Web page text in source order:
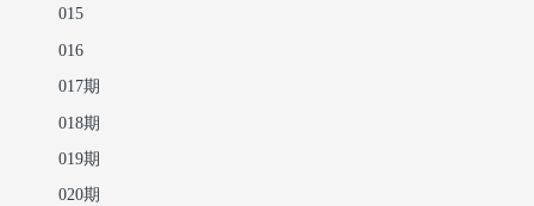
015
016
017期
018期
019期
020期